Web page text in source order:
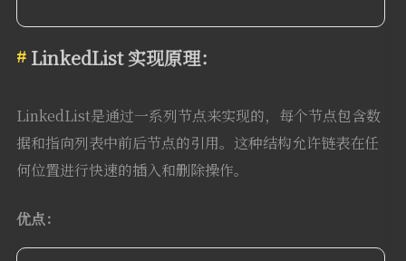
LinkedList 实现原理：
LinkedList是通过一系列节点来实现的，每个节点包含数
据和指向列表中前后节点的引用。这种结构允许链表在任
何位置进行快速的插入和删除操作。
优点：